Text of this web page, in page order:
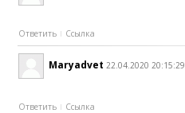
Ответить Ссылка
Maryadvet 22.04.2020 20:15:29
Ответить Ссылка